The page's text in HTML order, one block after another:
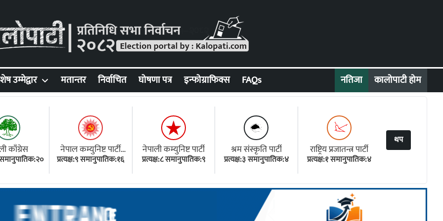
नतिजा कालोपाटी होम
उम्मेद्वार मतान्तर निर्वाचित घोषणा पत्र इन्फोग्राफिक्स FAQs
काँग्रेस
समानुपातिक:२०
नेपाल कम्युनिष्ट पार्टी
(एमाले)
प्रत्यक्ष:९ समानुपातिक:१६
नेपाली कम्युनिष्ट पार्टी
प्रत्यक्ष:८ समानुपातिक:९
श्रम संस्कृति पार्टी
प्रत्यक्ष:३ समानुपातिक:४
राष्ट्रिय प्रजातन्त्र पार्टी
प्रत्यक्ष:१ समानुपातिक:४
थप